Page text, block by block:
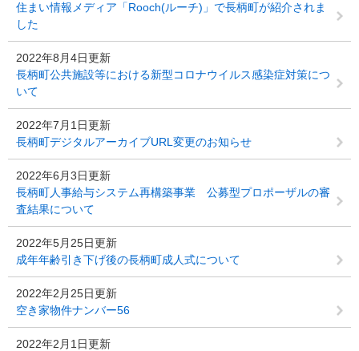
住まい情報メディア「Rooch(ルーチ)」で長柄町が紹介されま
した
2022年8月4日更新
長柄町公共施設等における新型コロナウイルス感染症対策につ
いて
2022年7月1日更新
長柄町デジタルアーカイブURL変更のお知らせ
2022年6月3日更新
長柄町人事給与システム再構築事業 公募型プロポーザルの審
査結果について
2022年5月25日更新
成年年齢引き下げ後の長柄町成人式について
2022年2月25日更新
空き家物件ナンバー56
2022年2月1日更新